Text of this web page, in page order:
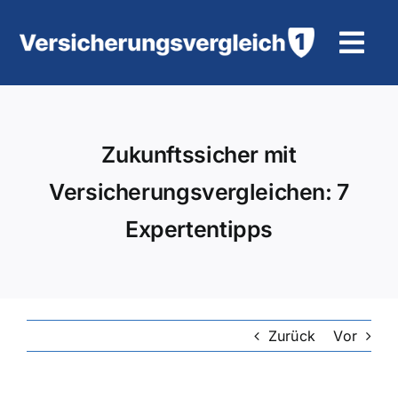
Inhalt
KFZ-VersicherungZukunftssicher mit
Versicherungsvergleichen: 7
Expertentipps
Zurück Vor